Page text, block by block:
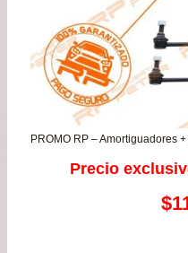
Precio
$